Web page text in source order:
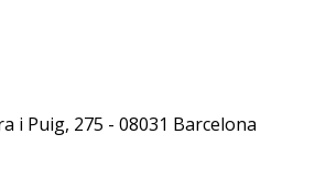
i Puig, 275 - 08031 Barcelona